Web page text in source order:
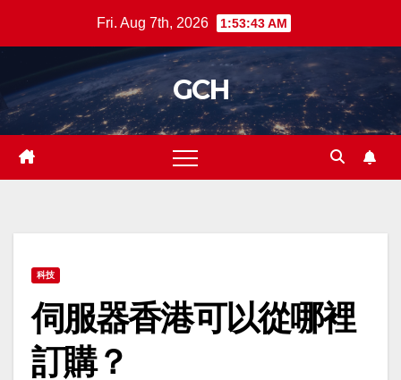
Fri. Aug 7th, 2026 1:53:43 AM
GCH
科技
伺服器香港可以從哪裡
訂購？